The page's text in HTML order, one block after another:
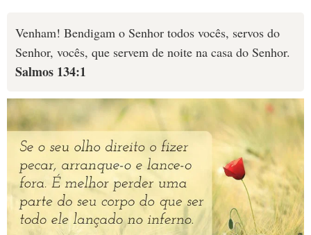
Venham! Bendigam o Senhor todos vocês, servos do
Senhor, vocês, que servem de noite na casa do Senhor.
Salmos 134:1